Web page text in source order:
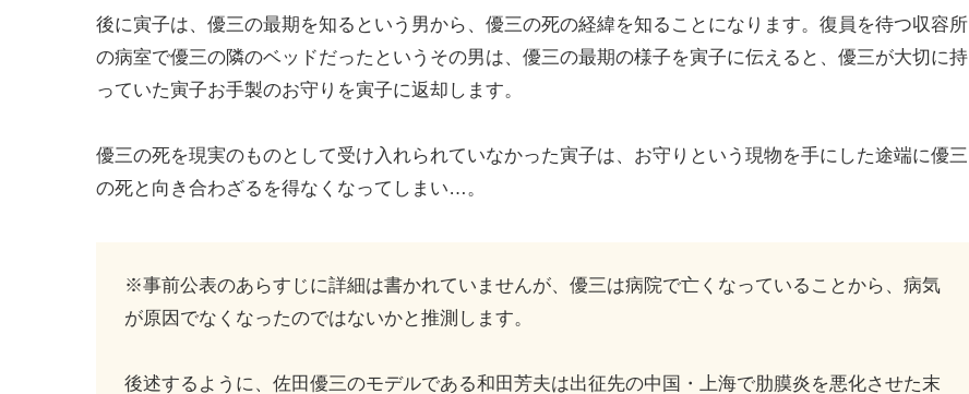
後に寅子は、優三の最期を知るという男から、優三の死の経緯を知ることになります。復員を待つ収容所
の病室で優三の隣のベッドだったというその男は、優三の最期の様子を寅子に伝えると、優三が大切に持
っていた寅子お手製のお守りを寅子に返却します。
優三の死を現実のものとして受け入れられていなかった寅子は、お守りという現物を手にした途端に優三
の死と向き合わざるを得なくなってしまい…。
※事前公表のあらすじに詳細は書かれていませんが、優三は病院で亡くなっていることから、病気
が原因でなくなったのではないかと推測します。
後述するように、佐田優三のモデルである和田芳夫は出征先の中国・上海で肋膜炎を悪化させた末